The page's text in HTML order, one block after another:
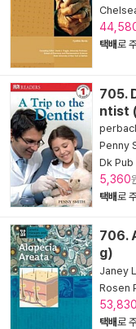
택배로
705.
ntist
Penny
Dk Pub
5,360
택배로
706.
g)
Janey
Rosen
53,830
택배로